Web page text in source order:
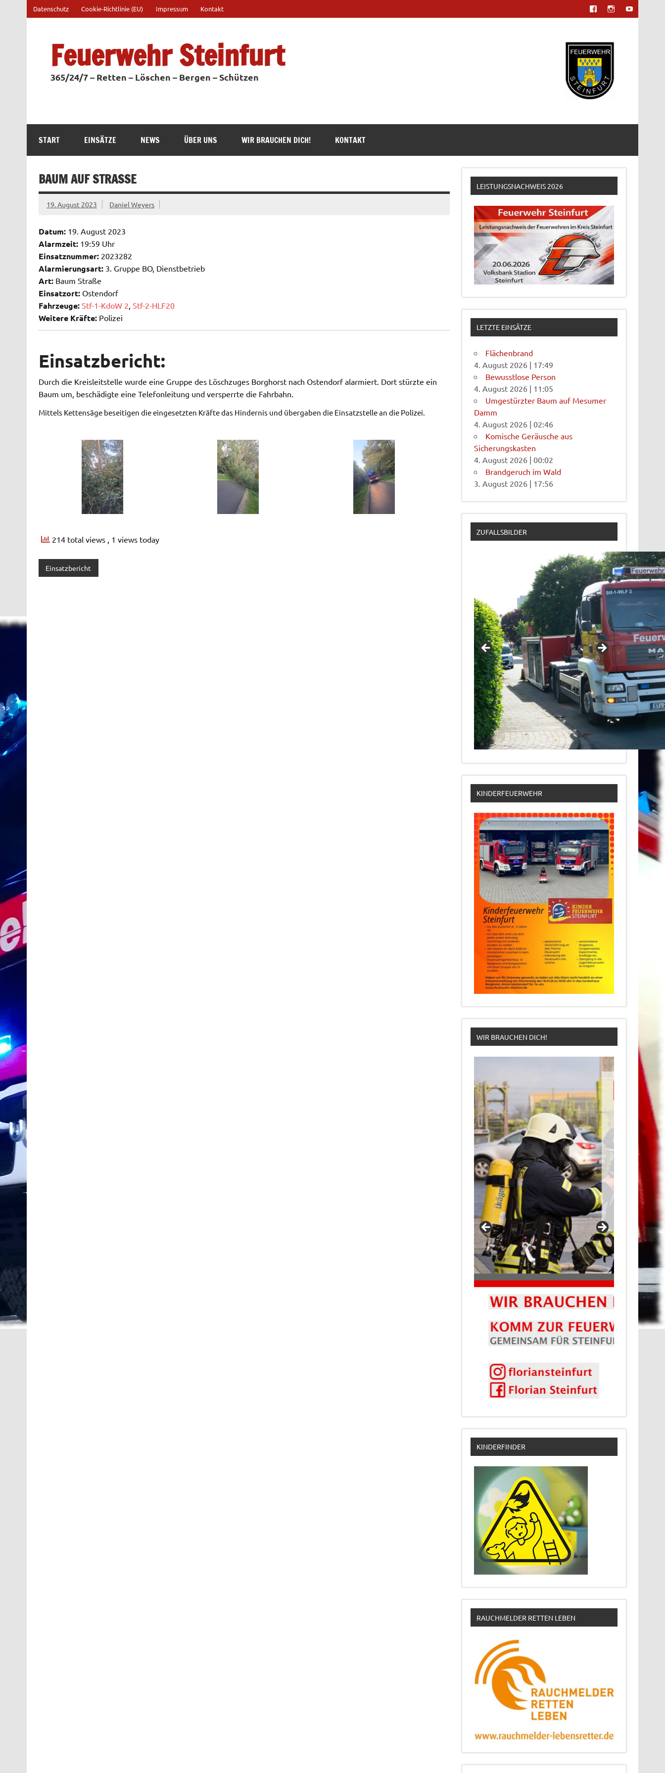
springen
Datenschutz Cookie-Richtlinie (EU) Impressum Kontakt
Feuerwehr Steinfurt
365/24/7 – Retten – Löschen – Bergen – Schützen
START EINSÄTZE NEWS ÜBER UNS WIR BRAUCHEN DICH! KONTAKT
BAUM AUF STRASSE
19. August 2023 Daniel Weyers
Datum:19. August 2023
Alarmzeit:19:59 Uhr
Einsatznummer:2023282
Alarmierungsart:3. Gruppe BO, Dienstbetrieb
Art:Baum Straße
Einsatzort:Ostendorf
Fahrzeuge: Stf-1-KdoW 2, Stf-2-HLF20
Weitere Kräfte:Polizei
Einsatzbericht:
Durch die Kreisleitstelle wurde eine Gruppe des Löschzuges Borghorst nach Ostendorf alarmiert. Dort stürzte ein
Baum um, beschädigte eine Telefonleitung und versperrte die Fahrbahn.
Mittels Kettensäge beseitigen die eingesetzten Kräfte das Hindernis und übergaben die Einsatzstelle an die Polizei.
214 total views , 1 views today
Einsatzbericht
LEISTUNGSNACHWEIS 2026
LETZTE EINSÄTZE
Flächenbrand
4. August 2026 | 17:49
Bewusstlose Person
4. August 2026 | 11:05
Umgestürzter Baum auf Mesumer
Damm
4. August 2026 |02:46
Komische Geräusche aus
Sicherungskasten
4. August 2026 |00:02
Brandgeruch im Wald
3. August 2026 | 17:56
ZUFALLSBILDER
KINDERFEUERWEHR
WIR BRAUCHEN DICH!
KINDERFINDER
RAUCHMELDER RETTEN LEBEN